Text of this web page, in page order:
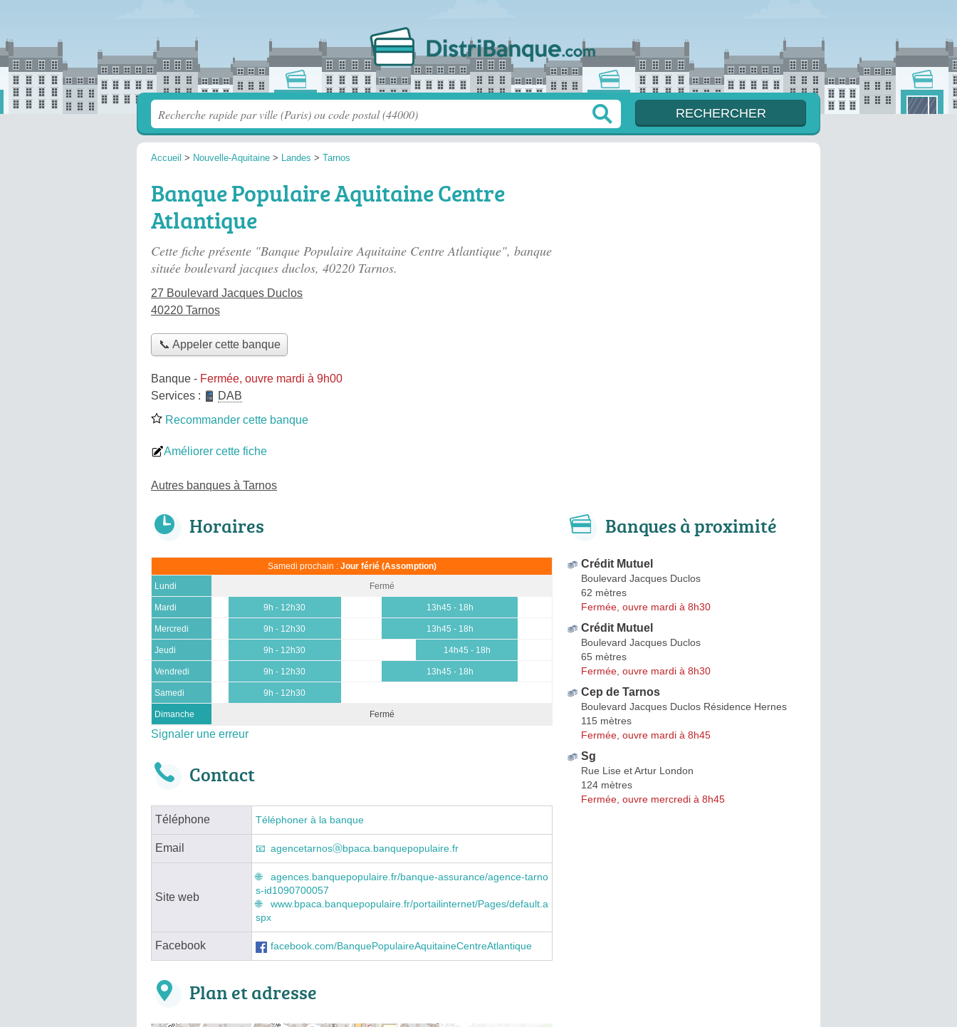
Accueil > Nouvelle-Aquitaine > Landes > Tarnos
Banque Populaire Aquitaine Centre
Atlantique
Cette fiche présente "Banque Populaire Aquitaine Centre Atlantique", banque
située boulevard jacques duclos, 40220 Tarnos.
27 Boulevard Jacques Duclos
40220 Tarnos
📞 Appeler cette banque
Banque - Fermée, ouvre mardi à 9h00
Services :
DAB
Recommander cette banque
Améliorer cette fiche
Autres banques à Tarnos
Horaires
Samedi prochain : Jour férié (Assomption)
Lundi Fermé
Mardi 9h - 12h30 13h45 - 18h
Mercredi 9h - 12h30 13h45 - 18h
Jeudi 9h - 12h30 14h45 - 18h
Vendredi 9h - 12h30 13h45 - 18h
Samedi 9h - 12h30
Dimanche Fermé
Signaler une erreur
Contact
Téléphone Téléphoner à la banque
Email agencetarnosⓐbpaca.banquepopulaire.fr
Site web
agences.banquepopulaire.fr/banque-assurance/agence-tarno
s-id1090700057
www.bpaca.banquepopulaire.fr/portailinternet/Pages/default.a
spx
Facebook facebook.com/BanquePopulaireAquitaineCentreAtlantique
Plan et adresse
Banques à proximité
Crédit Mutuel
Boulevard Jacques Duclos
62 mètres
Fermée, ouvre mardi à 8h30
Crédit Mutuel
Boulevard Jacques Duclos
65 mètres
Fermée, ouvre mardi à 8h30
Cep de Tarnos
Boulevard Jacques Duclos Résidence Hernes
115 mètres
Fermée, ouvre mardi à 8h45
Sg
Rue Lise et Artur London
124 mètres
Fermée, ouvre mercredi à 8h45